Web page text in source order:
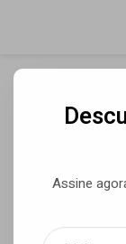
Por
Assine
Digite seu e-mail…